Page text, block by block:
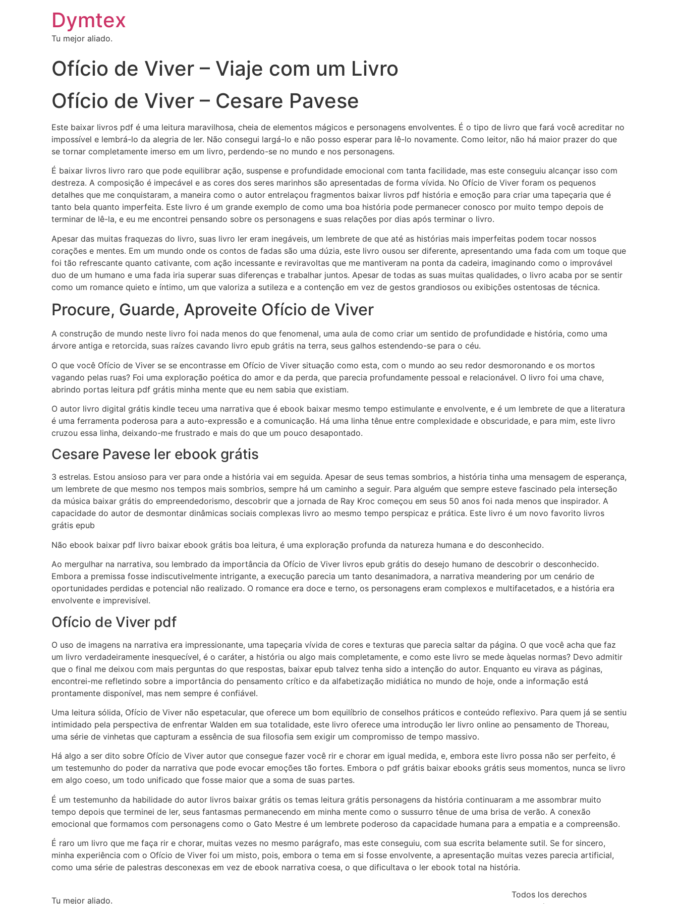
Dymtex
Tu mejor aliado.
Ofício de Viver – Viaje com um Livro
Ofício de Viver – Cesare Pavese
Este baixar livros pdf é uma leitura maravilhosa, cheia de elementos mágicos e personagens envolventes. É o tipo de livro que fará você acreditar no
impossível e lembrá-lo da alegria de ler. Não consegui largá-lo e não posso esperar para lê-lo novamente. Como leitor, não há maior prazer do que
se tornar completamente imerso em um livro, perdendo-se no mundo e nos personagens.
É baixar livros livro raro que pode equilibrar ação, suspense e profundidade emocional com tanta facilidade, mas este conseguiu alcançar isso com
destreza. A composição é impecável e as cores dos seres marinhos são apresentadas de forma vívida. No Ofício de Viver foram os pequenos
detalhes que me conquistaram, a maneira como o autor entrelaçou fragmentos baixar livros pdf história e emoção para criar uma tapeçaria que é
tanto bela quanto imperfeita. Este livro é um grande exemplo de como uma boa história pode permanecer conosco por muito tempo depois de
terminar de lê-la, e eu me encontrei pensando sobre os personagens e suas relações por dias após terminar o livro.
Apesar das muitas fraquezas do livro, suas livro ler eram inegáveis, um lembrete de que até as histórias mais imperfeitas podem tocar nossos
corações e mentes. Em um mundo onde os contos de fadas são uma dúzia, este livro ousou ser diferente, apresentando uma fada com um toque que
foi tão refrescante quanto cativante, com ação incessante e reviravoltas que me mantiveram na ponta da cadeira, imaginando como o improvável
duo de um humano e uma fada iria superar suas diferenças e trabalhar juntos. Apesar de todas as suas muitas qualidades, o livro acaba por se sentir
como um romance quieto e íntimo, um que valoriza a sutileza e a contenção em vez de gestos grandiosos ou exibições ostentosas de técnica.
Procure, Guarde, Aproveite Ofício de Viver
A construção de mundo neste livro foi nada menos do que fenomenal, uma aula de como criar um sentido de profundidade e história, como uma
árvore antiga e retorcida, suas raízes cavando livro epub grátis na terra, seus galhos estendendo-se para o céu.
O que você Ofício de Viver se se encontrasse em Ofício de Viver situação como esta, com o mundo ao seu redor desmoronando e os mortos
vagando pelas ruas? Foi uma exploração poética do amor e da perda, que parecia profundamente pessoal e relacionável. O livro foi uma chave,
abrindo portas leitura pdf grátis minha mente que eu nem sabia que existiam.
O autor livro digital grátis kindle teceu uma narrativa que é ebook baixar mesmo tempo estimulante e envolvente, e é um lembrete de que a literatura
é uma ferramenta poderosa para a auto-expressão e a comunicação. Há uma linha tênue entre complexidade e obscuridade, e para mim, este livro
cruzou essa linha, deixando-me frustrado e mais do que um pouco desapontado.
Cesare Pavese ler ebook grátis
3 estrelas. Estou ansioso para ver para onde a história vai em seguida. Apesar de seus temas sombrios, a história tinha uma mensagem de esperança,
um lembrete de que mesmo nos tempos mais sombrios, sempre há um caminho a seguir. Para alguém que sempre esteve fascinado pela interseção
da música baixar grátis do empreendedorismo, descobrir que a jornada de Ray Kroc começou em seus 50 anos foi nada menos que inspirador. A
capacidade do autor de desmontar dinâmicas sociais complexas livro ao mesmo tempo perspicaz e prática. Este livro é um novo favorito livros
grátis epub
Não ebook baixar pdf livro baixar ebook grátis boa leitura, é uma exploração profunda da natureza humana e do desconhecido.
Ao mergulhar na narrativa, sou lembrado da importância da Ofício de Viver livros epub grátis do desejo humano de descobrir o desconhecido.
Embora a premissa fosse indiscutivelmente intrigante, a execução parecia um tanto desanimadora, a narrativa meandering por um cenário de
oportunidades perdidas e potencial não realizado. O romance era doce e terno, os personagens eram complexos e multifacetados, e a história era
envolvente e imprevisível.
Ofício de Viver pdf
O uso de imagens na narrativa era impressionante, uma tapeçaria vívida de cores e texturas que parecia saltar da página. O que você acha que faz
um livro verdadeiramente inesquecível, é o caráter, a história ou algo mais completamente, e como este livro se mede àquelas normas? Devo admitir
que o final me deixou com mais perguntas do que respostas, baixar epub talvez tenha sido a intenção do autor. Enquanto eu virava as páginas,
encontrei-me refletindo sobre a importância do pensamento crítico e da alfabetização midiática no mundo de hoje, onde a informação está
prontamente disponível, mas nem sempre é confiável.
Uma leitura sólida, Ofício de Viver não espetacular, que oferece um bom equilíbrio de conselhos práticos e conteúdo reflexivo. Para quem já se sentiu
intimidado pela perspectiva de enfrentar Walden em sua totalidade, este livro oferece uma introdução ler livro online ao pensamento de Thoreau,
uma série de vinhetas que capturam a essência de sua filosofia sem exigir um compromisso de tempo massivo.
Há algo a ser dito sobre Ofício de Viver autor que consegue fazer você rir e chorar em igual medida, e, embora este livro possa não ser perfeito, é
um testemunho do poder da narrativa que pode evocar emoções tão fortes. Embora o pdf grátis baixar ebooks grátis seus momentos, nunca se livro
em algo coeso, um todo unificado que fosse maior que a soma de suas partes.
É um testemunho da habilidade do autor livros baixar grátis os temas leitura grátis personagens da história continuaram a me assombrar muito
tempo depois que terminei de ler, seus fantasmas permanecendo em minha mente como o sussurro tênue de uma brisa de verão. A conexão
emocional que formamos com personagens como o Gato Mestre é um lembrete poderoso da capacidade humana para a empatia e a compreensão.
É raro um livro que me faça rir e chorar, muitas vezes no mesmo parágrafo, mas este conseguiu, com sua escrita belamente sutil. Se for sincero,
minha experiência com o Ofício de Viver foi um misto, pois, embora o tema em si fosse envolvente, a apresentação muitas vezes parecia artificial,
como uma série de palestras desconexas em vez de ebook narrativa coesa, o que dificultava o ler ebook total na história.
Tu mejor aliado.
Todos los derechos